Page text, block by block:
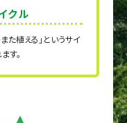
クル
植える」というサイ
す。